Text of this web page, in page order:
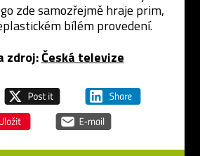
zde samozřejmě hraje prim,
bílém provedení.
zdroj:Česká televize